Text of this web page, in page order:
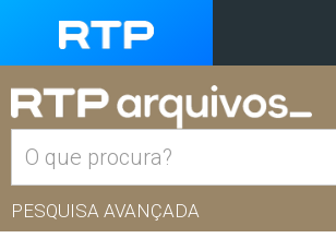
PESQUISA AVANÇADA